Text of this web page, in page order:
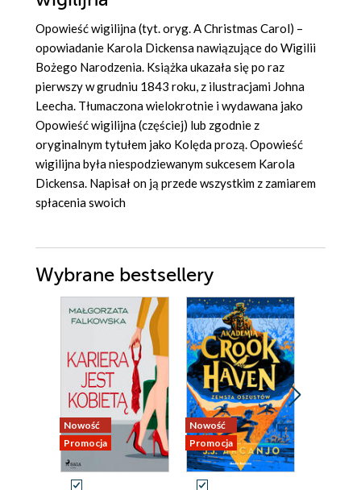
Opowieść wigilijna (tyt. oryg. A Christmas Carol) –
opowiadanie Karola Dickensa nawiązujące do Wigilii
Bożego Narodzenia. Książka ukazała się po raz
pierwszy w grudniu 1843 roku, z ilustracjami Johna
Leecha. Tłumaczona wielokrotnie i wydawana jako
Opowieść wigilijna (częściej) lub zgodnie z
oryginalnym tytułem jako Kolęda prozą. Opowieść
wigilijna była niespodziewanym sukcesem Karola
Dickensa. Napisał on ją przede wszystkim z zamiarem
spłacenia swoich
Wybrane bestsellery
Nowość
Promocja
Nowość
Promocja